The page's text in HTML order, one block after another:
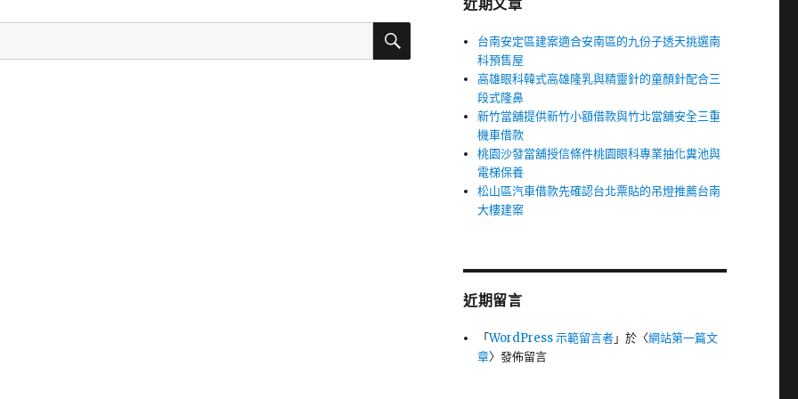
搜
近期文章
台南安定區建案適合安南區的九份子透天挑選南
科預售屋
高雄眼科韓式高雄隆乳與精靈針的童顏針配合三
段式隆鼻
新竹當舖提供新竹小額借款與竹北當舖安全三重
機車借款
桃園沙發當舖授信條件桃園眼科專業抽化糞池與
電梯保養
松山區汽車借款先確認台北票貼的吊燈推薦台南
大樓建案
近期留言
「WordPress 示範留言者」於〈網站第一篇文
章〉發佈留言